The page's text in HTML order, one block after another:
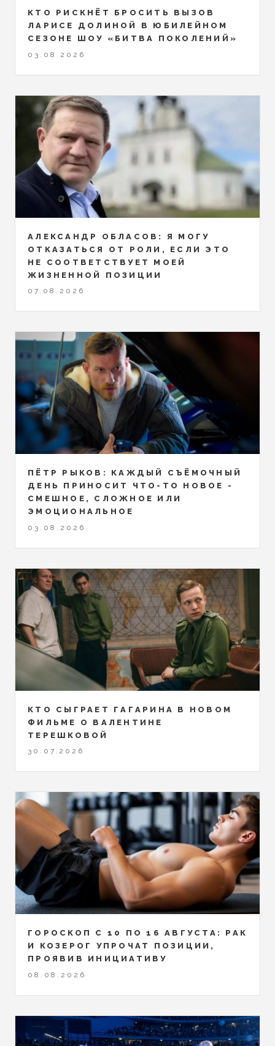
КТО РИСКНЁТ БРОСИТЬ ВЫЗОВ
ЛАРИСЕ ДОЛИНОЙ В ЮБИЛЕЙНОМ
СЕЗОНЕ ШОУ «БИТВА ПОКОЛЕНИЙ»
03.08.2026
АЛЕКСАНДР ОБЛАСОВ: Я МОГУ
ОТКАЗАТЬСЯ ОТ РОЛИ, ЕСЛИ ЭТО
НЕ СООТВЕТСТВУЕТ МОЕЙ
ЖИЗНЕННОЙ ПОЗИЦИИ
07.08.2026
ПЁТР РЫКОВ: КАЖДЫЙ СЪЁМОЧНЫЙ
ДЕНЬ ПРИНОСИТ ЧТО-ТО НОВОЕ -
СМЕШНОЕ, СЛОЖНОЕ ИЛИ
ЭМОЦИОНАЛЬНОЕ
03.08.2026
КТО СЫГРАЕТ ГАГАРИНА В НОВОМ
ФИЛЬМЕ О ВАЛЕНТИНЕ
ТЕРЕШКОВОЙ
30.07.2026
ГОРОСКОП С 10 ПО 16 АВГУСТА: РАК
И КОЗЕРОГ УПРОЧАТ ПОЗИЦИИ,
ПРОЯВИВ ИНИЦИАТИВУ
08.08.2026